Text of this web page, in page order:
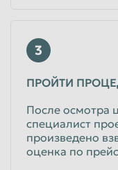
3
ПРОЙТИ
После осмотра
специалист
произведено
оценка по